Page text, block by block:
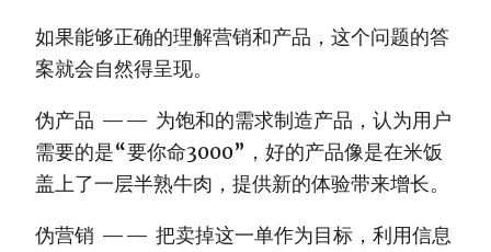
如果能够正确的理解营销和产品，这个问题的答
案就会自然得呈现。
伪产品 —— 为饱和的需求制造产品，认为用户
需要的是“要你命3000”，好的产品像是在米饭
盖上了一层半熟牛肉，提供新的体验带来增长。
伪营销 —— 把卖掉这一单作为目标，利用信息